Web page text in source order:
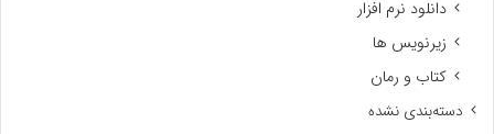
دانلود نرم افزار
زیرنویس ها
کتاب و رمان
دسته‌بندی نشده